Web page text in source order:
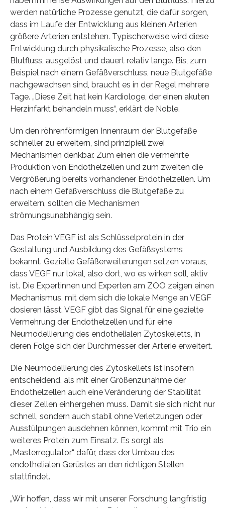
werden natürliche Prozesse genutzt, die dafür sorgen,
dass im Laufe der Entwicklung aus kleinen Arterien
größere Arterien entstehen. Typischerweise wird diese
Entwicklung durch physikalische Prozesse, also den
Blutfluss, ausgelöst und dauert relativ lange. Bis, zum
Beispiel nach einem Gefäßverschluss, neue Blutgefäße
nachgewachsen sind, braucht es in der Regel mehrere
Tage. „Diese Zeit hat kein Kardiologe, der einen akuten
Herzinfarkt behandeln muss“, erklärt de Noble.
Um den röhrenförmigen Innenraum der Blutgefäße
schneller zu erweitern, sind prinzipiell zwei
Mechanismen denkbar. Zum einen die vermehrte
Produktion von Endothelzellen und zum zweiten die
Vergrößerung bereits vorhandener Endothelzellen. Um
nach einem Gefäßverschluss die Blutgefäße zu
erweitern, sollten die Mechanismen
strömungsunabhängig sein.
Das Protein VEGF ist als Schlüsselprotein in der
Gestaltung und Ausbildung des Gefäßsystems
bekannt. Gezielte Gefäßerweiterungen setzen voraus,
dass VEGF nur lokal, also dort, wo es wirken soll, aktiv
ist. Die Expertinnen und Experten am ZOO zeigen einen
Mechanismus, mit dem sich die lokale Menge an VEGF
dosieren lässt. VEGF gibt das Signal für eine gezielte
Vermehrung der Endothelzellen und für eine
Neumodellierung des endothelialen Zytoskeletts, in
deren Folge sich der Durchmesser der Arterie erweitert.
Die Neumodellierung des Zytoskellets ist insofern
entscheidend, als mit einer Größenzunahme der
Endothelzellen auch eine Veränderung der Stabilität
dieser Zellen einhergehen muss. Damit sie sich nicht nur
schnell, sondern auch stabil ohne Verletzungen oder
Ausstülpungen ausdehnen können, kommt mit Trio ein
weiteres Protein zum Einsatz. Es sorgt als
„Masterregulator“ dafür, dass der Umbau des
endothelialen Gerüstes an den richtigen Stellen
stattfindet.
„Wir hoffen, dass wir mit unserer Forschung langfristig